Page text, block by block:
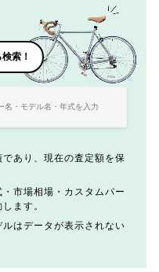
索！
あり、現在の査定額を保
市場相場・カスタムパー
ます。
はデータが表示されない